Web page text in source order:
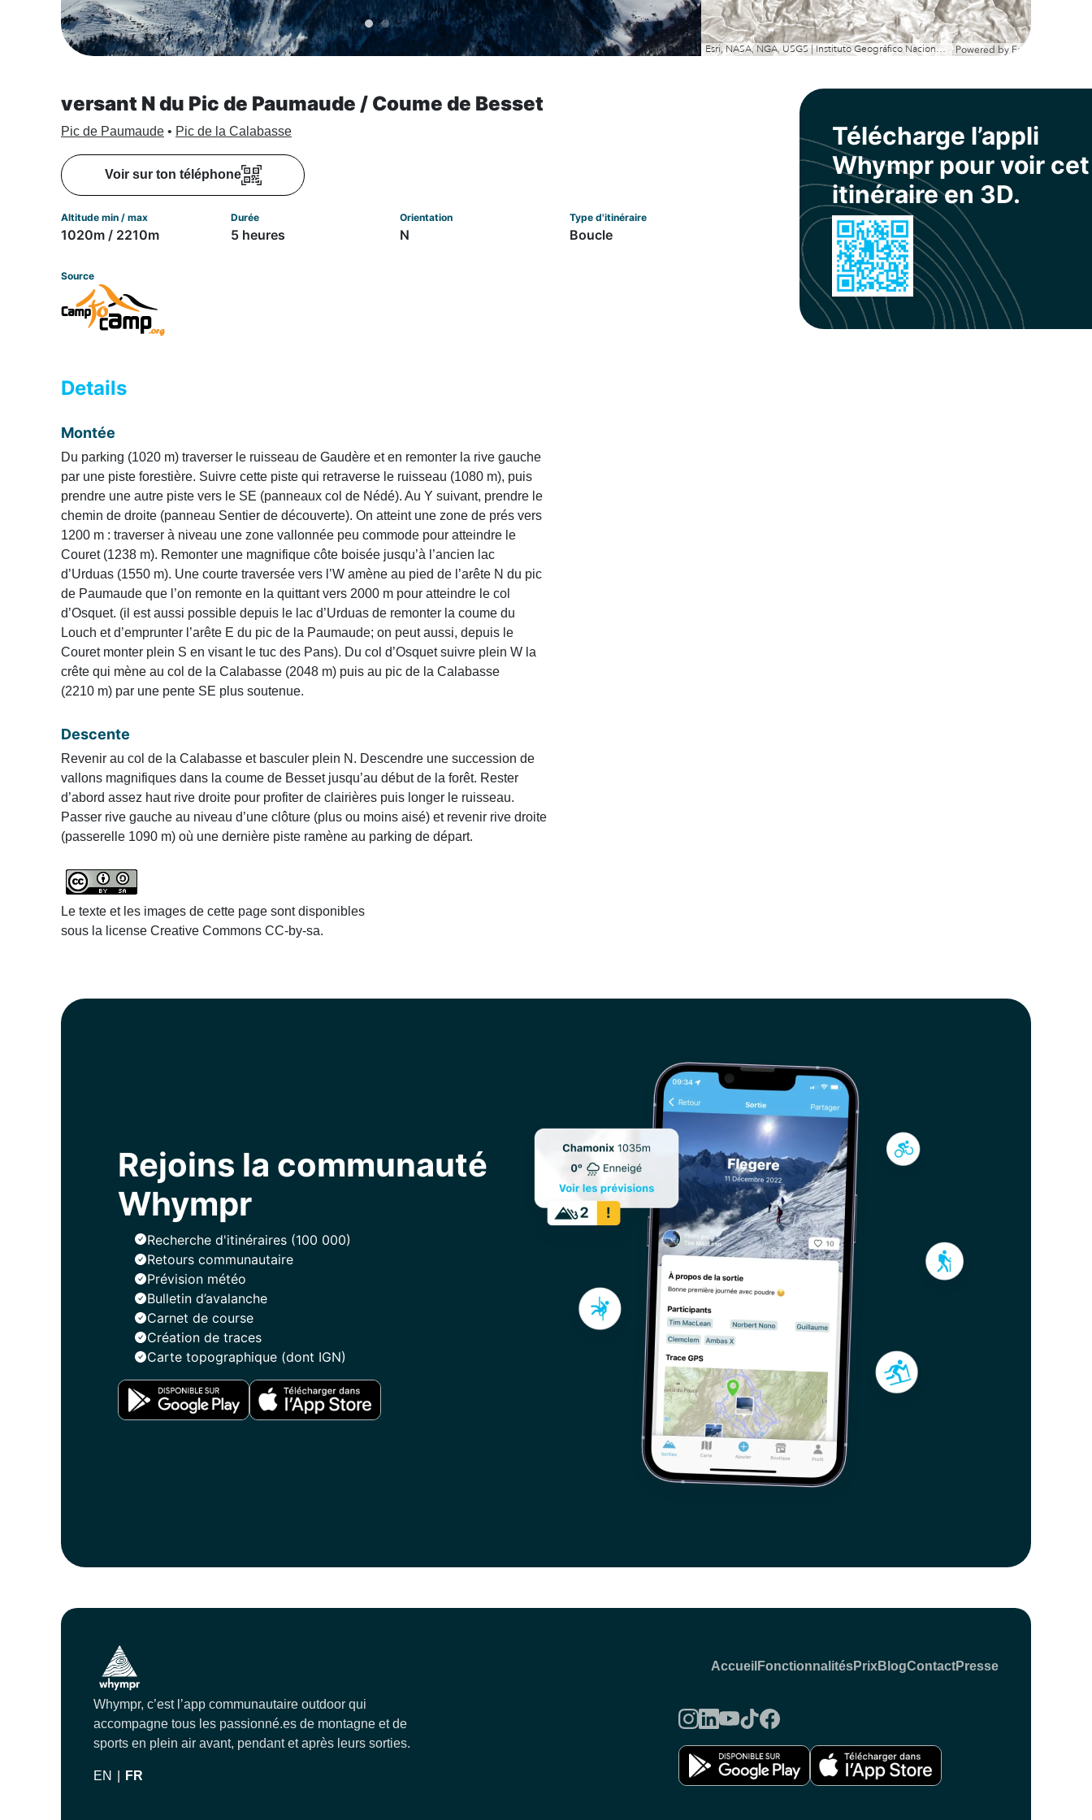
Esri, NASA, NGA, USGS | Instituto Geográfico Nacional, Esri, TomTom, Garmin, METI/NASA, USGS Powered by Esri
versant N du Pic de Paumaude / Coume de Besset
Pic de Paumaude • Pic de la Calabasse
Voir sur ton téléphone
Altitude min / max
1020m / 2210m
Durée
5 heures
Orientation
N
Type d'itinéraire
Boucle
Source
Details
Montée
Du parking (1020 m) traverser le ruisseau de Gaudère et en remonter la rive gauche
par une piste forestière. Suivre cette piste qui retraverse le ruisseau (1080 m), puis
prendre une autre piste vers le SE (panneaux col de Nédé). Au Y suivant, prendre le
chemin de droite (panneau Sentier de découverte). On atteint une zone de prés vers
1200 m : traverser à niveau une zone vallonnée peu commode pour atteindre le
Couret (1238 m). Remonter une magnifique côte boisée jusqu’à l’ancien lac
d’Urduas (1550 m). Une courte traversée vers l’W amène au pied de l’arête N du pic
de Paumaude que l’on remonte en la quittant vers 2000 m pour atteindre le col
d’Osquet. (il est aussi possible depuis le lac d’Urduas de remonter la coume du
Louch et d’emprunter l’arête E du pic de la Paumaude; on peut aussi, depuis le
Couret monter plein S en visant le tuc des Pans). Du col d’Osquet suivre plein W la
crête qui mène au col de la Calabasse (2048 m) puis au pic de la Calabasse
(2210 m) par une pente SE plus soutenue.
Descente
Revenir au col de la Calabasse et basculer plein N. Descendre une succession de
vallons magnifiques dans la coume de Besset jusqu’au début de la forêt. Rester
d’abord assez haut rive droite pour profiter de clairières puis longer le ruisseau.
Passer rive gauche au niveau d’une clôture (plus ou moins aisé) et revenir rive droite
(passerelle 1090 m) où une dernière piste ramène au parking de départ.
Le texte et les images de cette page sont disponibles
sous la license Creative Commons CC-by-sa.
Télécharge l’appli
Whympr pour voir cet
itinéraire en 3D.
Rejoins la communauté
Whympr
Recherche d'itinéraires (100 000)
Retours communautaire
Prévision météo
Bulletin d’avalanche
Carnet de course
Création de traces
Carte topographique (dont IGN)
Whympr, c’est l’app communautaire outdoor qui
accompagne tous les passionné.es de montagne et de
sports en plein air avant, pendant et après leurs sorties.
EN FR
Accueil FonctionnalitésPrixBlogContactPresse